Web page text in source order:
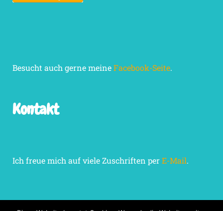
Besucht auch gerne meineFacebook-Seite.
Kontakt
Ich freue mich auf viele Zuschriften perE-Mail.